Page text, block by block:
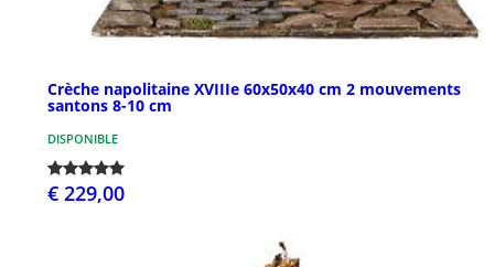
Crèche napolitaine XVIIIe 60x50x40 cm 2 mouvements
santons 8-10 cm
DISPONIBLE
€ 229,00